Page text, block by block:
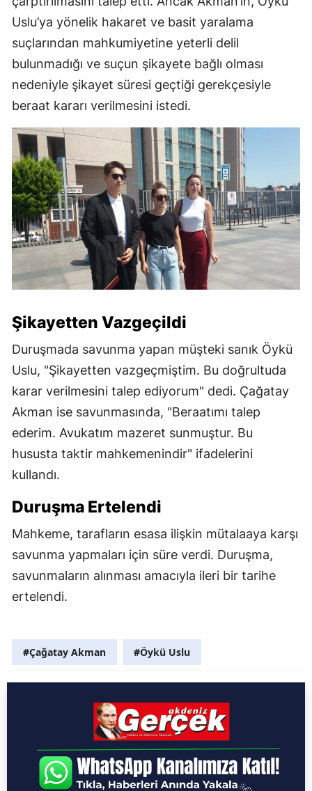
Uslu’ya yönelik hakaret ve basit yaralama
suçlarından mahkumiyetine yeterli delil
bulunmadığı ve suçun şikayete bağlı olması
nedeniyle şikayet süresi geçtiği gerekçesiyle
beraat kararı verilmesini istedi.
Şikayetten Vazgeçildi
Duruşmada savunma yapan müşteki sanık Öykü
Uslu, "Şikayetten vazgeçmiştim. Bu doğrultuda
karar verilmesini talep ediyorum" dedi. Çağatay
Akman ise savunmasında, "Beraatımı talep
ederim. Avukatım mazeret sunmuştur. Bu
hususta taktir mahkemenindir" ifadelerini
kullandı.
Duruşma Ertelendi
Mahkeme, tarafların esasa ilişkin mütalaaya karşı
savunma yapmaları için süre verdi. Duruşma,
savunmaların alınması amacıyla ileri bir tarihe
ertelendi.
#Çağatay Akman #Öykü Uslu